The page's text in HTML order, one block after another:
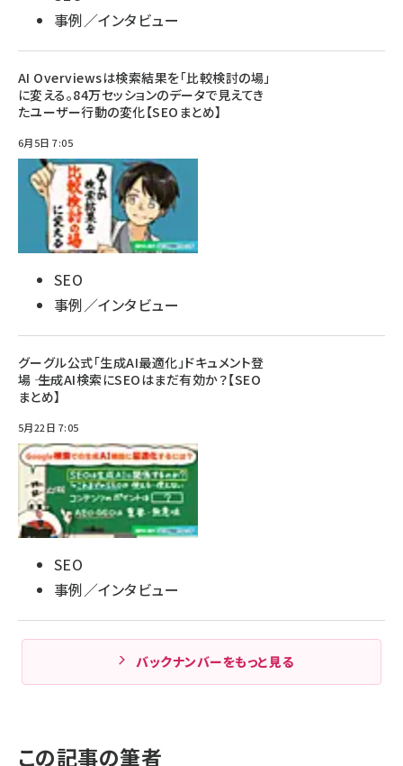
事例／インタビュー
AI Overviewsは検索結果を「比較検討の場」
に変える。84万セッションのデータで見えてき
たユーザー行動の変化【SEOまとめ】
6月5日 7:05
SEO
事例／インタビュー
グーグル公式「生成AI最適化」ドキュメント登
場 ―― 生成AI検索にSEOはまだ有効か？【SEO
まとめ】
5月22日 7:05
SEO
事例／インタビュー
バックナンバーをもっと見る
この記事の筆者